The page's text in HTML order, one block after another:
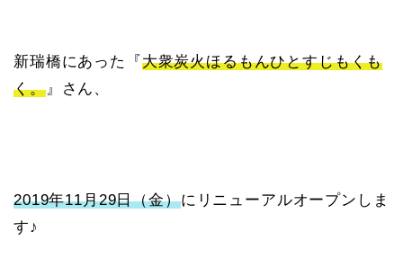
新瑞橋にあった『大衆炭火ほるもんひとすじもくも
く。』さん、
2019年11月29日（金）にリニューアルオープンしま
す♪